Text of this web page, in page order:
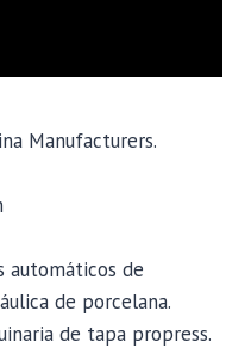
Manufacturers.
automáticos de
de porcelana.
de tapa propress.